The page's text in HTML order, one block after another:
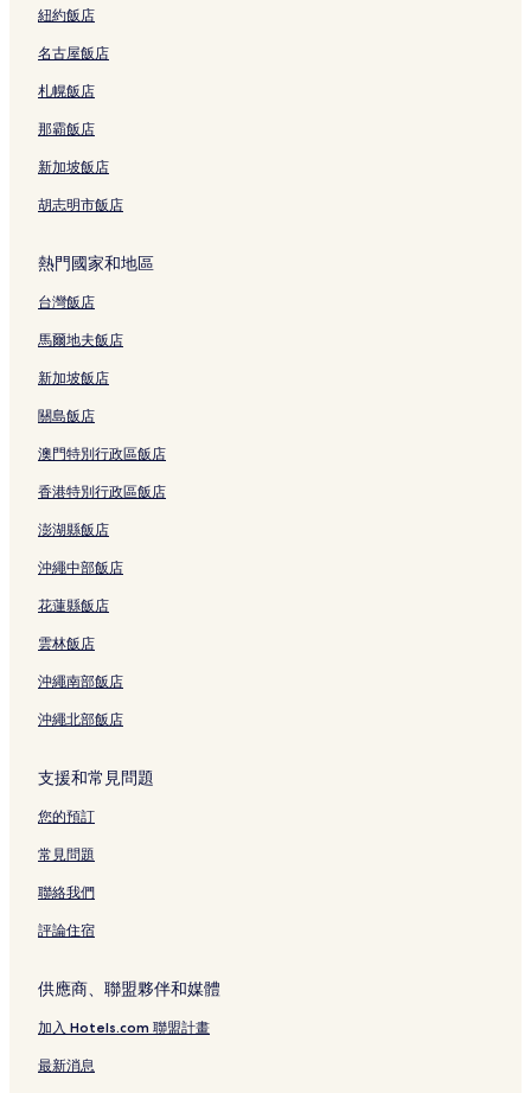
上福村飯店
屏東公園附近的飯店
內埔飯店
勝利星村創意生活園區附近的飯店
青洲濱海遊憩區附近的飯店
枋寮鐵道藝術村附近的飯店
東隆宮附近的飯店
麟洛飯店
佳冬飯店
鎮海公園附近的飯店
大鵬灣國家風景區附近的飯店
屏東演藝廳附近的飯店
興南里飯店
漁福飯店
船頭里飯店
泗林健走步道附近的飯店
大鵬灣國際賽車場附近的飯店
萬金聖母聖殿附近的飯店
新源飯店
杉福村飯店
紐約飯店
名古屋飯店
札幌飯店
那霸飯店
新加坡飯店
胡志明市飯店
熱門國家和地區
台灣飯店
馬爾地夫飯店
新加坡飯店
關島飯店
澳門特別行政區飯店
香港特別行政區飯店
澎湖縣飯店
沖繩中部飯店
花蓮縣飯店
雲林飯店
沖繩南部飯店
沖繩北部飯店
支援和常見問題
您的預訂
常見問題
聯絡我們
評論住宿
供應商、聯盟夥伴和媒體
加入 Hotels.com 聯盟計畫
最新消息